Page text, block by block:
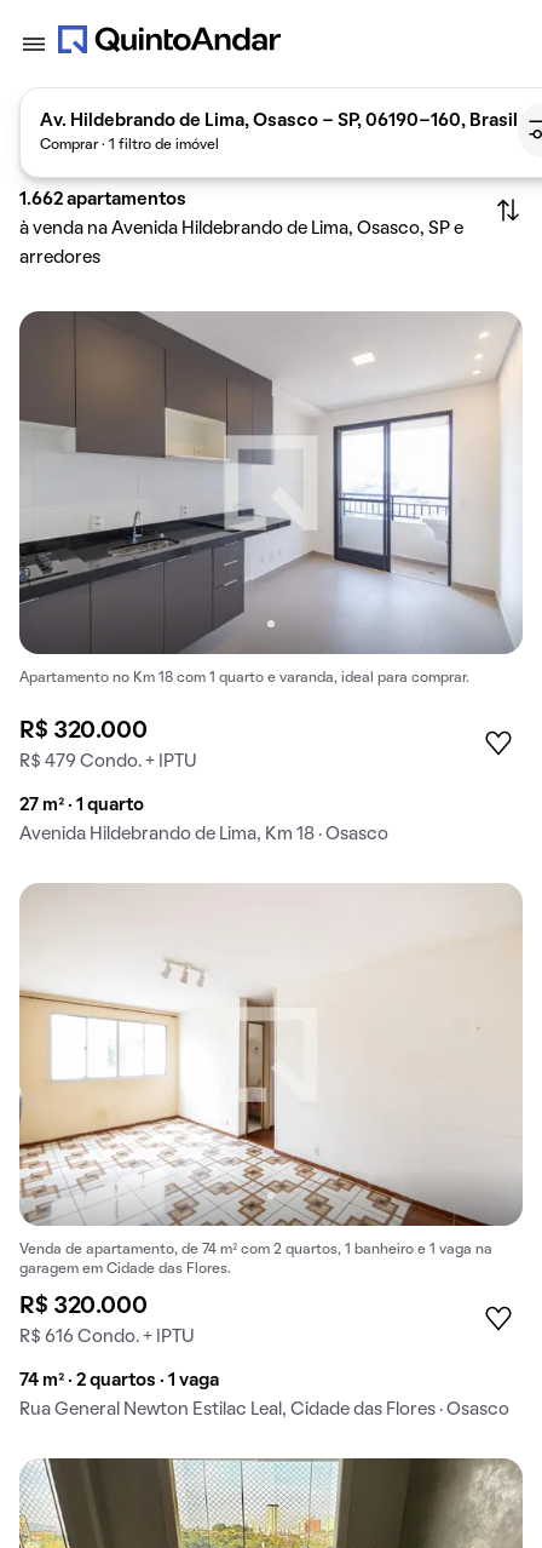
Av. Hildebrando de Lima, Osasco - SP, 06190-160, Brasil
Comprar · 1 filtro de imóvel
1.662 apartamentos
à venda na Avenida Hildebrando de Lima, Osasco, SP e
arredores
Apartamento no Km 18 com 1 quarto e varanda, ideal para comprar.
R$ 320.000
R$ 479 Condo. + IPTU
27 m² · 1 quarto
Avenida Hildebrando de Lima, Km 18 · Osasco
Venda de apartamento, de 74 m² com 2 quartos, 1 banheiro e 1 vaga na
garagem em Cidade das Flores.
R$ 320.000
R$ 616 Condo. + IPTU
74 m² · 2 quartos · 1 vaga
Rua General Newton Estilac Leal, Cidade das Flores · Osasco